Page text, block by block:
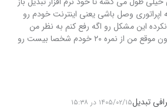
وصل باشی یعنی اینترنت خودم رو
این مشکل رو اگه رفع کنم به نظر من
دیگه مشکلی نداره واقعا اون موقع من از نمره ۲۰ خودم شخصا بیست رو
تبدیل۱۴۰۵/۰۲/۱۵ در ۱۵:۳۸